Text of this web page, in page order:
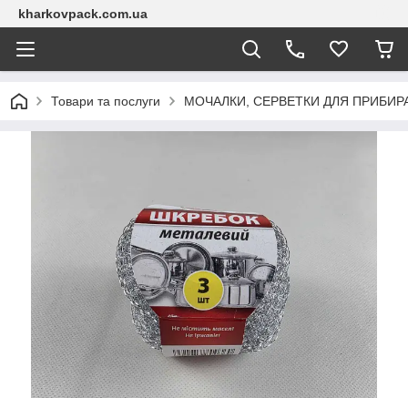
kharkovpack.com.ua
Товари та послуги МОЧАЛКИ, СЕРВЕТКИ ДЛЯ